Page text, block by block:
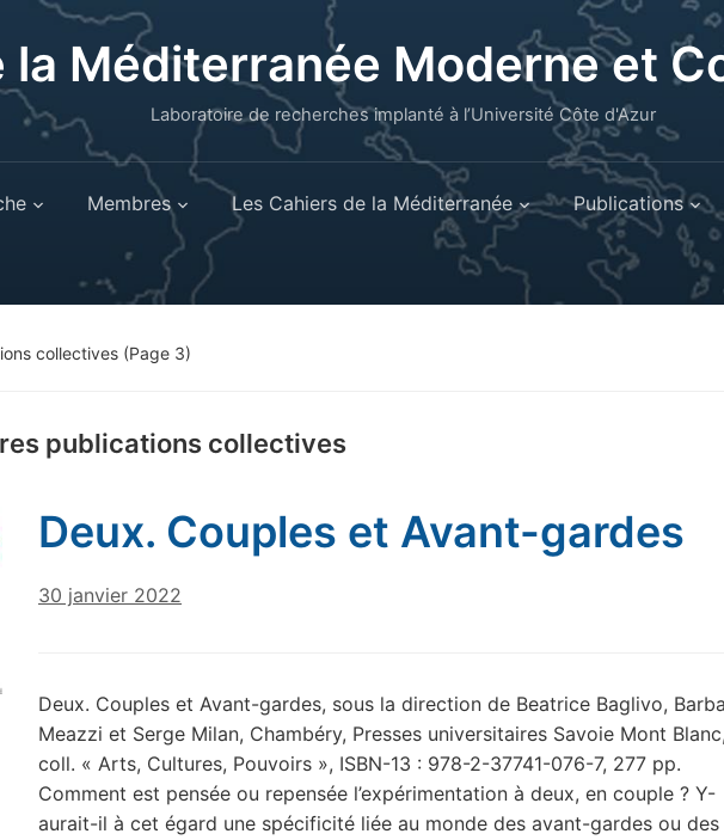
la Méditerranée Moderne et
Laboratoire de recherches implanté à l’Université Côte d'Azur
Membres Les Cahiers de la Méditerranée Publications
collectives (Page 3)
publications collectives
Deux. Couples et Avant-gardes
30 janvier 2022
Deux. Couples et Avant-gardes, sous la direction de Beatrice Baglivo,
Meazzi et Serge Milan, Chambéry, Presses universitaires Savoie Mont Blanc,
coll. « Arts, Cultures, Pouvoirs », ISBN-13 : 978-2-37741-076-7, 277 pp.
Comment est pensée ou repensée l’expérimentation à deux, en couple ? Y-
aurait-il à cet égard une spécificité liée au monde des avant-gardes ou des